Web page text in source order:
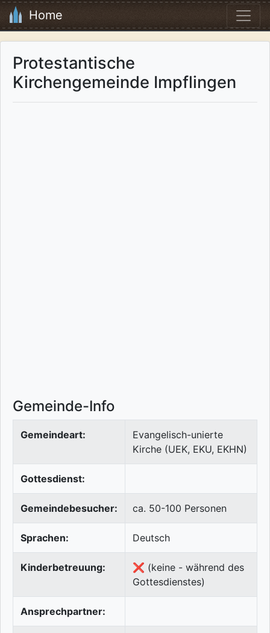
Home
Protestantische
Kirchengemeinde Impflingen
Gemeinde-Info
Gemeindeart:
Evangelisch-unierte
Kirche (UEK, EKU, EKHN)
Gottesdienst:
Gemeindebesucher: ca. 50-100 Personen
Sprachen: Deutsch
Kinderbetreuung:
❌ (keine - während des
Gottesdienstes)
Ansprechpartner: